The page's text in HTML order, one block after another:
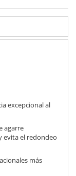
excepcional al
agarre
evita el redondeo
más